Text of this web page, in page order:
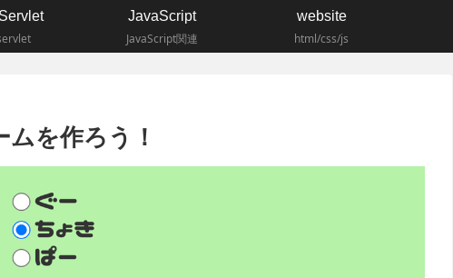
JavaScript
JavaScript関連
website
html/css/js
を作ろう！